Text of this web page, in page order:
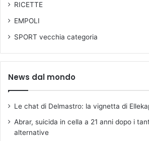
e
t
o
r
a
i
"
RICETTE
EMPOLI
SPORT vecchia categoria
News dal mondo
Le chat di Delmastro: la vignetta di
Abrar, suicida in cella a 21 anni dopo i
alternative